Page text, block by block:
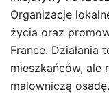
Organizacje
życia oraz
France. Działania
mieszkańców, ale
malowniczą osadę.